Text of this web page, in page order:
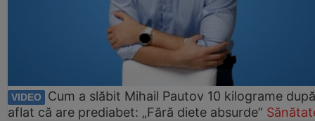
VIDEO
Cum a slăbit Mihail Pautov 10 kilograme
aflat că are prediabet: „Fără diete absurde”